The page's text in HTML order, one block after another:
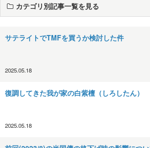
カテゴリ別記事一覧を見る
サテライトでTMFを買うか検討した件
2025.05.18
復調してきた我が家の白紫檀（しろしたん）
2025.05.18